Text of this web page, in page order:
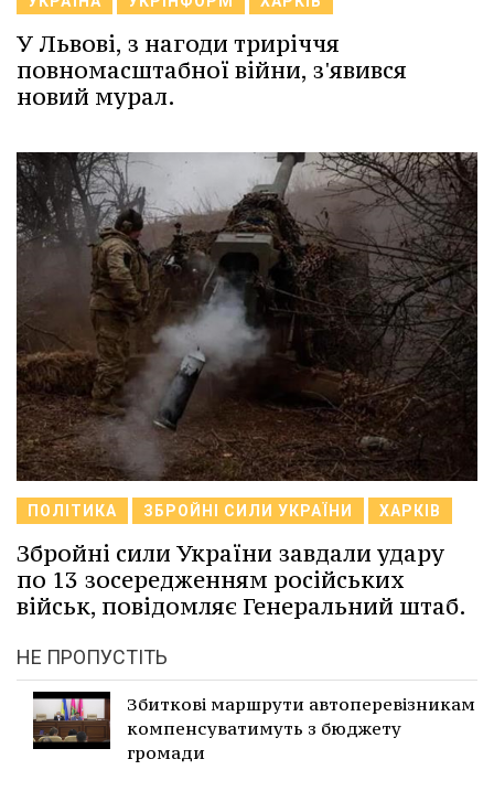
У Львові, з нагоди триріччя
повномасштабної війни, з'явився
новий мурал.
ПОЛІТИКА ЗБРОЙНІ СИЛИ УКРАЇНИ ХАРКІВ
Збройні сили України завдали удару
по 13 зосередженням російських
військ, повідомляє Генеральний штаб.
НЕ ПРОПУСТІТЬ
Збиткові маршрути автоперевізникам
компенсуватимуть з бюджету
громади